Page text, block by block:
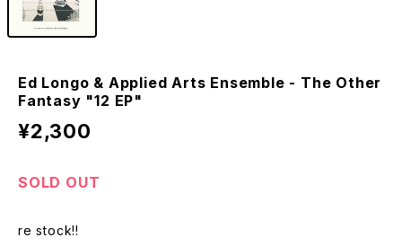
Ed Longo & Applied Arts Ensemble - The Other
Fantasy "12 EP"
¥2,300
SOLD OUT
re stock!!